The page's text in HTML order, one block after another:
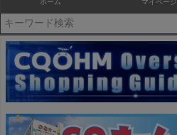
ホーム マイページ